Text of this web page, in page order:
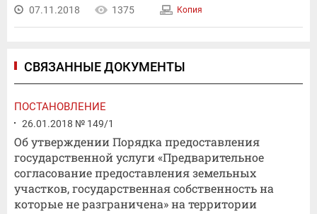
07.11.2018 1375 Копия
СВЯЗАННЫЕ ДОКУМЕНТЫ
ПОСТАНОВЛЕНИЕ
26.01.2018 № 149/1
Об утверждении Порядка предоставления
государственной услуги «Предварительное
согласование предоставления земельных
участков, государственная собственность на
которые не разграничена» на территории